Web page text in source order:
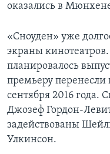
оказались в
«Сноуден» уже
экраны
планировалось
премьеру перенесли
сентября 2016 года.
Джозеф Гордон-
задействованы
Улкинсон.